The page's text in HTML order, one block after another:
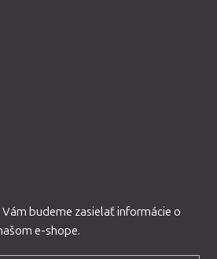
budeme zasielať informácie o
e-shope.